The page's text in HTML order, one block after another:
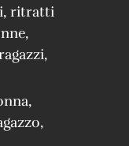
, ritratti
,
,
,
,